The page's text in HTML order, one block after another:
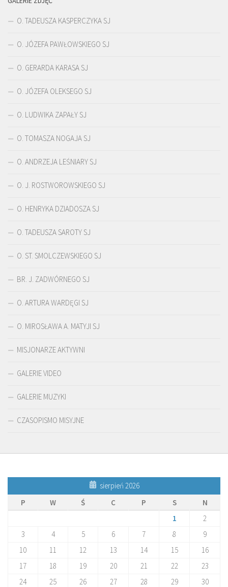
O. TADEUSZA KASPERCZYKA SJ
O. JÓZEFA PAWŁOWSKIEGO SJ
O. GERARDA KARASA SJ
O. JÓZEFA OLEKSEGO SJ
O. LUDWIKA ZAPAŁY SJ
O. TOMASZA NOGAJA SJ
O. ANDRZEJA LEŚNIARY SJ
O. J. ROSTWOROWSKIEGO SJ
O. HENRYKA DZIADOSZA SJ
O. TADEUSZA SAROTY SJ
O. ST. SMOLCZEWSKIEGO SJ
BR. J. ZADWÓRNEGO SJ
O. ARTURA WARDĘGI SJ
O. MIROSŁAWA A. MATYJI SJ
MISJONARZE AKTYWNI
GALERIE VIDEO
GALERIE MUZYKI
CZASOPISMO MISYJNE
sierpień 2026
P
W Ś C P S
N
1
2
3
4 5 6 7 8
9
10
11 12 13 14 15
16
17
18 19 20 21 22
23
24
25 26 27 28 29
30